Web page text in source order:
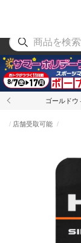
ゴールドウ
店舗受取可能